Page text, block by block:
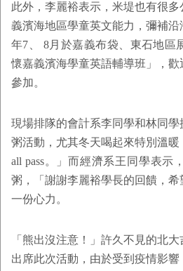
此外，李麗裕表示，米堤也有很
義濱海地區學童英文能力，彌補
年7、 8月於嘉義布袋、東石地區
懷嘉義濱海學童英語輔導班」，
參加。
現場排隊的會計系李同學和林同
粥活動，尤其冬天喝起來特別溫
all pass。」而經濟系王同學表示
粥，「謝謝李麗裕學長的回饋，
一份心力。
「熊出沒注意！」許久不見的北
出席此次活動，由於受到疫情影